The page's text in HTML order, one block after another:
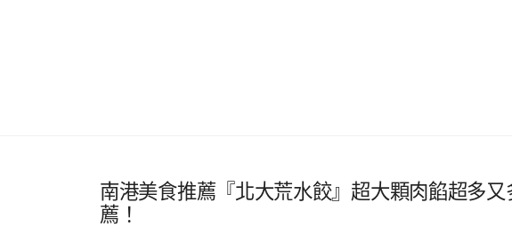
南港美食推薦『北大荒水餃』超大顆肉餡超多
薦！